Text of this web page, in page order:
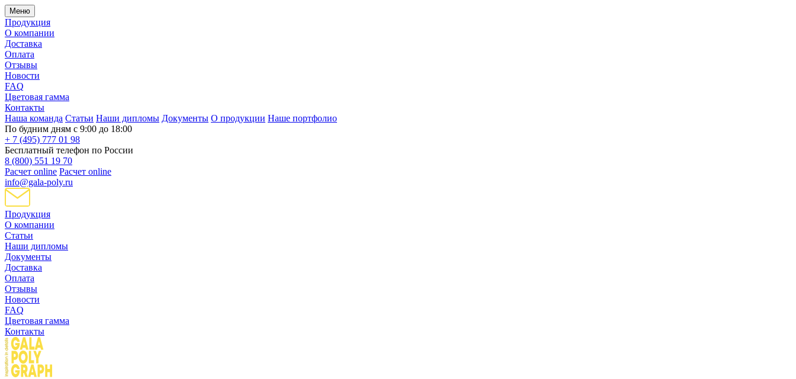
Меню
Продукция
О компании
Доставка
Оплата
Отзывы
Новости
FAQ
Цветовая гамма
Контакты
Наша команда Статьи Наши дипломы Документы О продукции Наше портфолио
По будним дням с 9:00 до 18:00
+ 7 (495) 777 01 98
Бесплатный телефон по России
8 (800) 551 19 70
Расчет online Расчет online
info@gala-poly.ru
Продукция
О компании
Статьи
Наши дипломы
Документы
Доставка
Оплата
Отзывы
Новости
FAQ
Цветовая гамма
Контакты